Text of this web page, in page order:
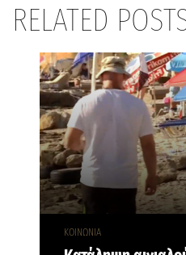
RELATED
ΚΟΙΝΩΝΙΑ